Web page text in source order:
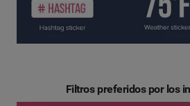
Filtros preferidos por los